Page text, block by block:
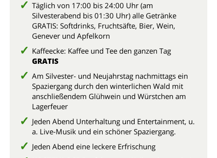
Täglich von 17:00 bis 24:00 Uhr (am
Silvesterabend bis 01:30 Uhr) alle Getränke
GRATIS: Softdrinks, Fruchtsäfte, Bier, Wein,
Genever und Apfelkorn
Kaffeecke: Kaffee und Tee den ganzen Tag
GRATIS
Am Silvester- und Neujahrstag nachmittags ein
Spaziergang durch den winterlichen Wald mit
anschließendem Glühwein und Würstchen am
Lagerfeuer
Jeden Abend Unterhaltung und Entertainment, u.
a. Live-Musik und ein schöner Spaziergang.
Jeden Abend eine leckere Erfrischung